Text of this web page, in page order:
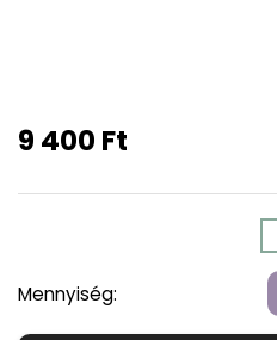
9 400 Ft
Mennyiség: